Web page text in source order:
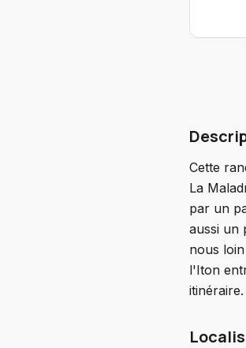
Cette
La
par un
aussi un
nous
l'Iton
itinéraire.